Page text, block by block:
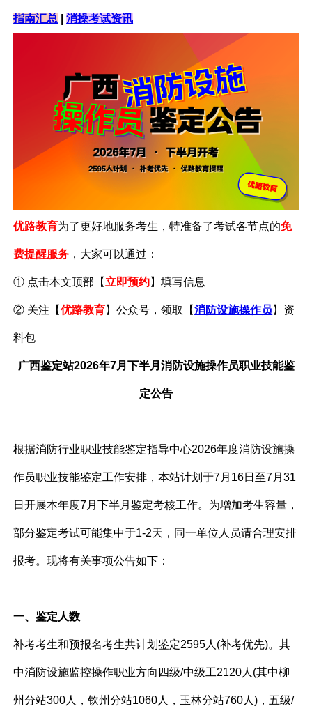
指南汇总 |消操考试资讯
优路教育为了更好地服务考生，特准备了考试各节点的免
费提醒服务 ， 大家可以通过：
① 点击本文顶部【 立即预约】填写信息
② 关注【优路教育】公众号，领取【消防设施操作员 】资
料包
广西鉴定站2026年7月下半月消防设施操作员职业技能鉴
定公告
根据消防行业职业技能鉴定指导中心2026年度消防设施操
作员职业技能鉴定工作安排，本站计划于7月16日至7月31
日开展本年度7月下半月鉴定考核工作。为增加考生容量，
部分鉴定考试可能集中于1-2天，同一单位人员请合理安排
报考。现将有关事项公告如下：
一、鉴定人数
补考考生和预报名考生共计划鉴定2595人(补考优先)。其
中消防设施监控操作职业方向四级/中级工2120人(其中柳
州分站300人，钦州分站1060人，玉林分站760人)，五级/